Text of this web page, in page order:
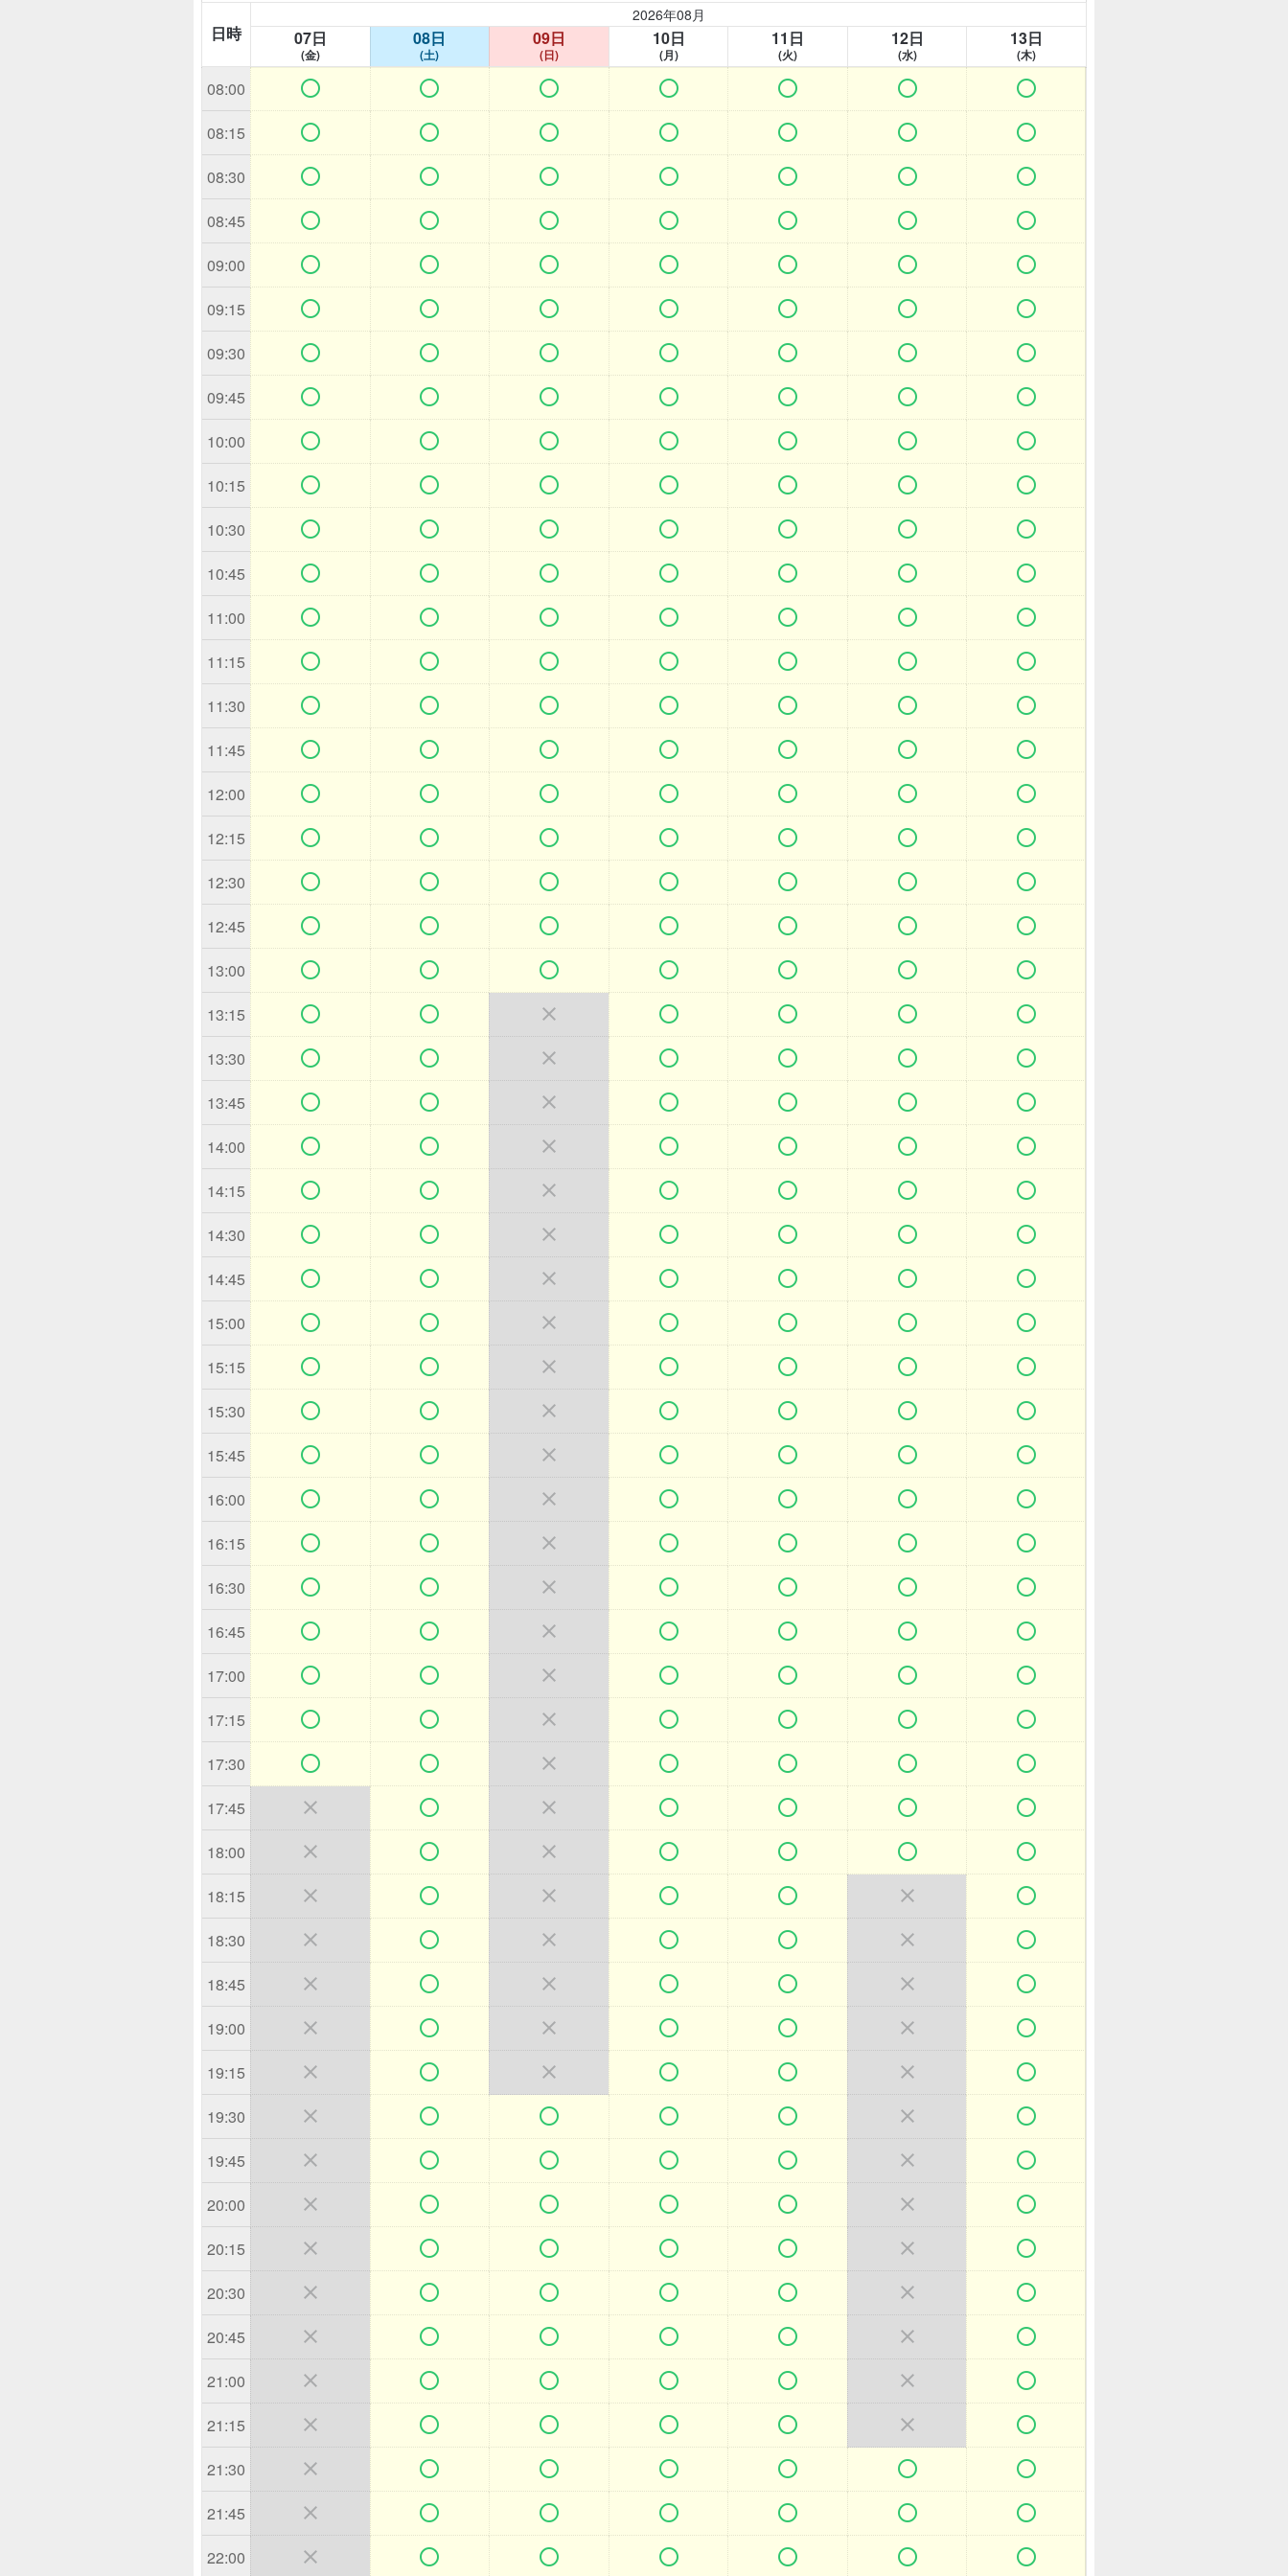
日時
2026年08月
07日
(金)
08日
(土)
09日
(日)
10日
(月)
11日
(火)
12日
(水)
13日
(木)
08:00       
08:15       
08:30       
08:45       
09:00       
09:15       
09:30       
09:45       
10:00       
10:15       
10:30       
10:45       
11:00       
11:15       
11:30       
11:45       
12:00       
12:15       
12:30       
12:45       
13:00       
13:15       
13:30       
13:45       
14:00       
14:15       
14:30       
14:45       
15:00       
15:15       
15:30       
15:45       
16:00       
16:15       
16:30       
16:45       
17:00       
17:15       
17:30       
17:45       
18:00       
18:15       
18:30       
18:45       
19:00       
19:15       
19:30       
19:45       
20:00       
20:15       
20:30       
20:45       
21:00       
21:15       
21:30       
21:45       
22:00       